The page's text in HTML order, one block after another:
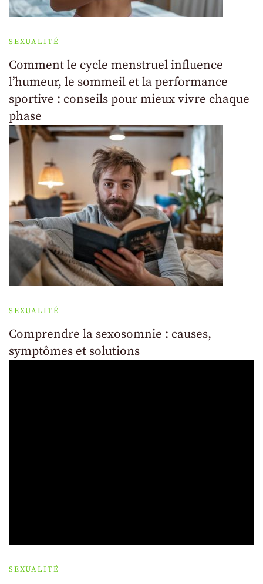
SEXUALITÉ
Comment le cycle menstruel influence
l’humeur, le sommeil et la performance
sportive : conseils pour mieux vivre chaque
phase
SEXUALITÉ
Comprendre la sexosomnie : causes,
symptômes et solutions
SEXUALITÉ